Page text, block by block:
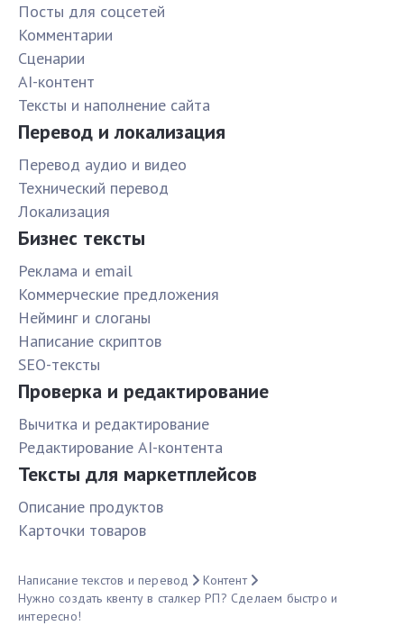
Посты для соцсетей
Комментарии
Сценарии
AI-контент
Тексты и наполнение сайта
Перевод и локализация
Перевод аудио и видео
Технический перевод
Локализация
Бизнес тексты
Реклама и email
Коммерческие предложения
Нейминг и слоганы
Написание скриптов
SEO-тексты
Проверка и редактирование
Вычитка и редактирование
Редактирование AI-контента
Тексты для маркетплейсов
Описание продуктов
Карточки товаров
Написание текстов и перевод
Контент
Нужно создать квенту в сталкер РП? Сделаем быстро и
интересно!